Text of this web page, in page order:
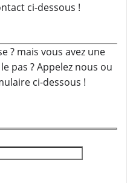
ci-dessous !
? mais vous avez une
pas ? Appelez nous ou
ci-dessous !